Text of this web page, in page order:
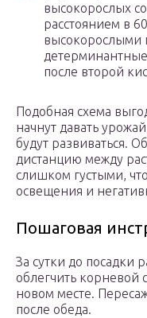
высокорослых
расстоянием в
после второй
Подобная схема
начнут давать
будут развиваться.
дистанцию между
слишком густыми,
освещения и
Пошаговая
За сутки до посадки
облегчить корневой
новом месте.
после обеда.